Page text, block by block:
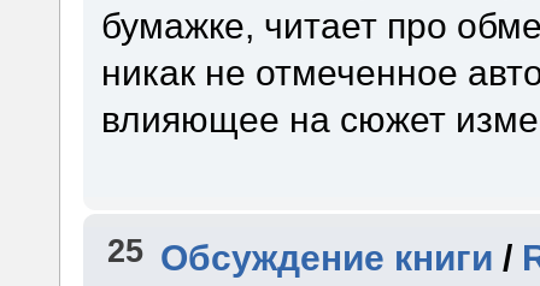
бумажке, читает про
никак не отмеченное
влияющее на сюжет
25 Обсуждение книги /